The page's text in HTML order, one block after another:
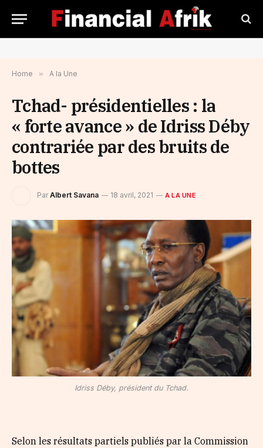
Home » A la Une
Tchad- présidentielles : la
« forte avance » de Idriss Déby
contrariée par des bruits de
bottes
Par Albert Savana 18 avril, 2021 A LA UNE
Idriss Déby, président du Tchad.
Selon les résultats partiels publiés par la Commission